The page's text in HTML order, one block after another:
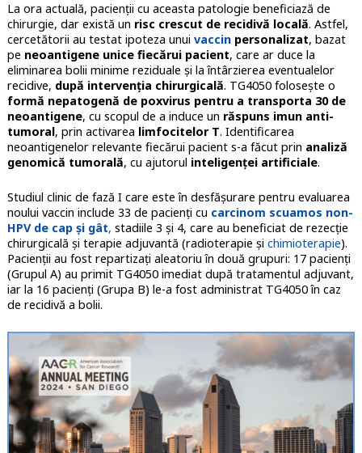
La ora actuală, pacienții cu aceasta patologie beneficiază de
chirurgie, dar există un risc crescut de recidivă locală. Astfel,
cercetătorii au testat ipoteza unui vaccinpersonalizat, bazat
pe neoantigene unice fiecărui pacient, care ar duce la
eliminarea bolii minime reziduale și la întârzierea eventualelor
recidive, după intervenția chirurgicală. TG4050 folosește o
formă nepatogenă de poxvirus pentru a transporta 30 de
neoantigene, cu scopul de a induce un răspuns imun anti-
tumoral, prin activarea limfocitelor T. Identificarea
neoantigenelor relevante fiecărui pacient s-a făcut prin analiză
genomică tumorală, cu ajutorul inteligenței artificiale.
Studiul clinic de fază I care este în desfășurare pentru evaluarea
noului vaccin include 33 de pacienți cu carcinom scuamos non-
HPV de cap și gât, stadiile 3 și 4, care au beneficiat de rezecție
chirurgicală și terapie adjuvantă (radioterapie și chimioterapie).
Pacienții au fost repartizați aleatoriu în două grupuri: 17 pacienți
(Grupul A) au primit TG4050 imediat după tratamentul adjuvant,
iar la 16 pacienți (Grupa B) le-a fost administrat TG4050 în caz
de recidivă a bolii.